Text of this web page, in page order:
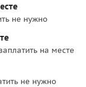
не нужно
на месте
не нужно